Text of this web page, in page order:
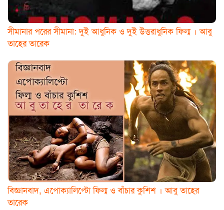
সীমানার পরের সীমানা: দুই আধুনিক ও দুই উত্তরাধুনিক ফিল্ম । আবু
তাহের তারেক
বিজ্ঞানবাদ, এপোক্যালিপ্টো ফিল্ম ও বাঁচার কুশিশ । আবু তাহের
তারেক